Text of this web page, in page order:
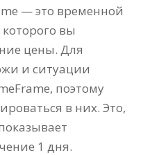
— это временной
вы
цены. Для
и ситуации
поэтому
в них. Это,
1 дня.